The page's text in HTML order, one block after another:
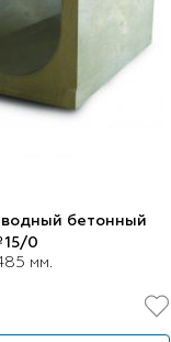
бетонный
0
мм.